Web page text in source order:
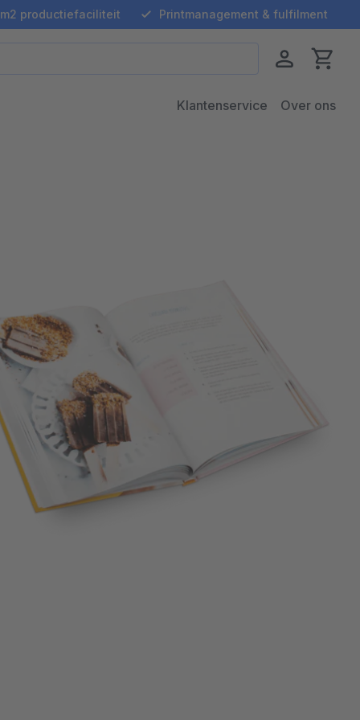
productiefaciliteit Printmanagement & fulfilment
Klantenservice Over ons